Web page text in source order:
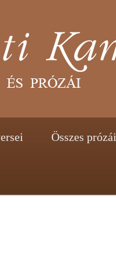
Összes prózái